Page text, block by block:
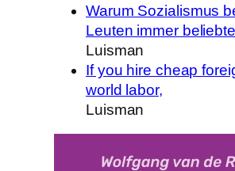
Warum Sozialismus
Leuten immer
Luisman
If you hire cheap
world labor,
Luisman